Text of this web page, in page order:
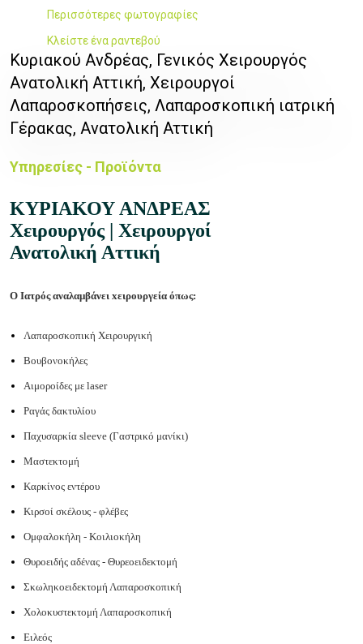
Περισσότερες φωτογραφίες
Κλείστε ένα ραντεβού
Κυριακού Ανδρέας, Γενικός Χειρουργός
Ανατολική Αττική, Χειρουργοί
Λαπαροσκοπήσεις, Λαπαροσκοπική ιατρική
Γέρακας, Ανατολική Αττική
Υπηρεσίες - Προϊόντα
ΚΥΡΙΑΚΟΥ ΑΝΔΡΕΑΣ
Χειρουργός | Χειρουργοί
Ανατολική Αττική
O Ιατρός αναλαμβάνει xειρουργεία όπως:
Λαπαροσκοπική Χειρουργική
Βουβονοκήλες
Αιμοροίδες με laser
Ραγάς δακτυλίου
Παχυσαρκία sleeve (Γαστρικό μανίκι)
Μαστεκτομή
Καρκίνος εντέρου
Κιρσοί σκέλους - φλέβες
Ομφαλοκήλη - Κοιλιοκήλη
Θυροειδής αδένας - Θυρεοειδεκτομή
Σκωληκοειδεκτομή Λαπαροσκοπική
Χολοκυστεκτομή Λαπαροσκοπική
Ειλεός